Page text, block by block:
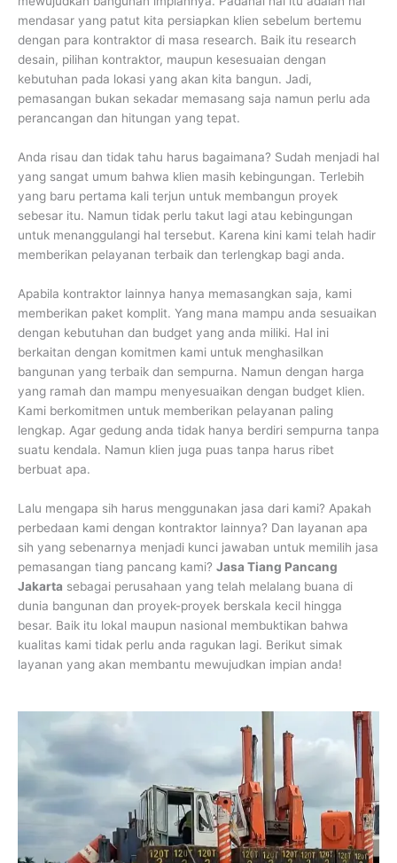
mendasar yang patut kita persiapkan klien sebelum bertemu
dengan para kontraktor di masa research. Baik itu research
desain, pilihan kontraktor, maupun kesesuaian dengan
kebutuhan pada lokasi yang akan kita bangun. Jadi,
pemasangan bukan sekadar memasang saja namun perlu ada
perancangan dan hitungan yang tepat.
Anda risau dan tidak tahu harus bagaimana? Sudah menjadi hal
yang sangat umum bahwa klien masih kebingungan. Terlebih
yang baru pertama kali terjun untuk membangun proyek
sebesar itu. Namun tidak perlu takut lagi atau kebingungan
untuk menanggulangi hal tersebut. Karena kini kami telah hadir
memberikan pelayanan terbaik dan terlengkap bagi anda.
Apabila kontraktor lainnya hanya memasangkan saja, kami
memberikan paket komplit. Yang mana mampu anda sesuaikan
dengan kebutuhan dan budget yang anda miliki. Hal ini
berkaitan dengan komitmen kami untuk menghasilkan
bangunan yang terbaik dan sempurna. Namun dengan harga
yang ramah dan mampu menyesuaikan dengan budget klien.
Kami berkomitmen untuk memberikan pelayanan paling
lengkap. Agar gedung anda tidak hanya berdiri sempurna tanpa
suatu kendala. Namun klien juga puas tanpa harus ribet
berbuat apa.
Lalu mengapa sih harus menggunakan jasa dari kami? Apakah
perbedaan kami dengan kontraktor lainnya? Dan layanan apa
sih yang sebenarnya menjadi kunci jawaban untuk memilih jasa
pemasangan tiang pancang kami? Jasa Tiang Pancang
Jakarta sebagai perusahaan yang telah melalang buana di
dunia bangunan dan proyek-proyek berskala kecil hingga
besar. Baik itu lokal maupun nasional membuktikan bahwa
kualitas kami tidak perlu anda ragukan lagi. Berikut simak
layanan yang akan membantu mewujudkan impian anda!